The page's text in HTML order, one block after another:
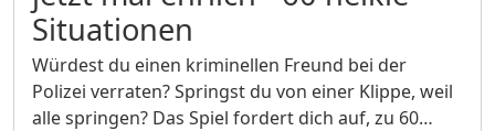
Situationen
Würdest du einen kriminellen Freund bei der
Polizei verraten? Springst du von einer Klippe, weil
alle springen? Das Spiel fordert dich auf, zu 60…